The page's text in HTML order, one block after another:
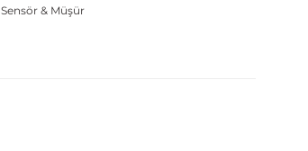
Sensör & Müşür